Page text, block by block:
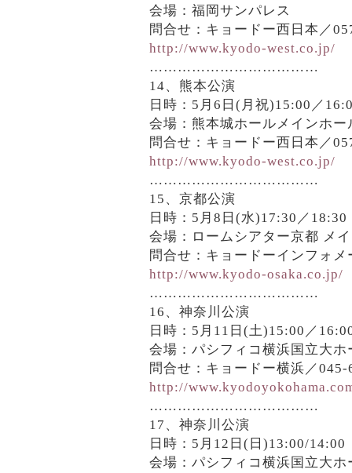
会場：福岡サンパレス
問合せ：キョードー西日本／
http://www.kyodo-west.co.jp/
………………………………
14、熊本公演
日時：5月6日(月祝)15:00／
会場：熊本城ホールメインホー
問合せ：キョードー西日本／
http://www.kyodo-west.co.jp/
………………………………
15、京都公演
日時：5月8日(水)17:30／18:30
会場：ロームシアター京都 メ
問合せ：キョードーインフォ
http://www.kyodo-osaka.co.jp/
………………………………
16、神奈川公演
日時：5月11日(土)15:00／
会場：パシフィコ横浜国立大ホ
問合せ：キョードー横浜／
http://
………………………………
17、神奈川公演
日時：5月12日(日)13:00/14:00
会場：パシフィコ横浜国立大ホ